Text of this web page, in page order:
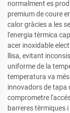
normalment es
premium de coure
calor gràcies a les
l'energia tèrmica
acer inoxidable
llisa, evitant
uniforme de la
temperatura va
innovadors de tapa
comprometre
barreres tèrmiques